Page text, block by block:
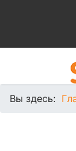
Вы здесь: